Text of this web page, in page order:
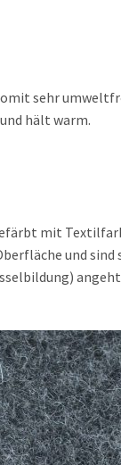
sehr
hält warm.
mit
und